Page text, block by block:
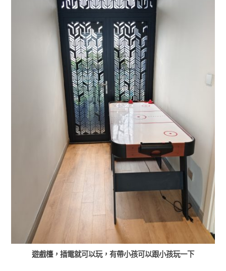
遊戲檯，插電就可以玩，有帶小孩可以跟小孩玩一下